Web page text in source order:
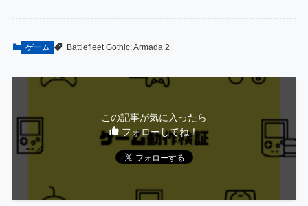
ゲーム Battlefleet Gothic: Armada 2
この記事が気に入ったら
フォローしてね！